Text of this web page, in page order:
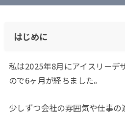
はじめに
私は2025年8月にアイスリーデ
ので6ヶ月が経ちました。
少しずつ会社の雰囲気や仕事